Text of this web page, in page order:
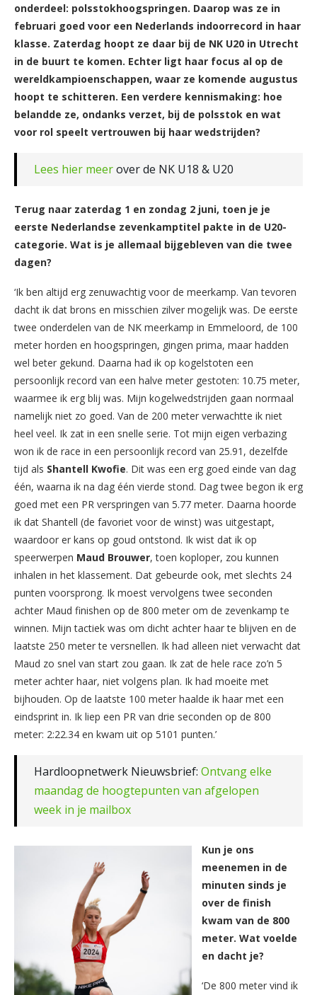
onderdeel: polsstokhoogspringen. Daarop was ze in
februari goed voor een Nederlands indoorrecord in haar
klasse. Zaterdag hoopt ze daar bij de NK U20 in Utrecht
in de buurt te komen. Echter ligt haar focus al op de
wereldkampioenschappen, waar ze komende augustus
hoopt te schitteren. Een verdere kennismaking: hoe
belandde ze, ondanks verzet, bij de polsstok en wat
voor rol speelt vertrouwen bij haar wedstrijden?
Lees hier meerover de NK U18 & U20
Terug naar zaterdag 1 en zondag 2 juni, toen je je
eerste Nederlandse zevenkamptitel pakte in de U20-
categorie. Wat is je allemaal bijgebleven van die twee
dagen?
‘Ik ben altijd erg zenuwachtig voor de meerkamp. Van tevoren
dacht ik dat brons en misschien zilver mogelijk was. De eerste
twee onderdelen van de NK meerkamp in Emmeloord, de 100
meter horden en hoogspringen, gingen prima, maar hadden
wel beter gekund. Daarna had ik op kogelstoten een
persoonlijk record van een halve meter gestoten: 10.75 meter,
waarmee ik erg blij was. Mijn kogelwedstrijden gaan normaal
namelijk niet zo goed. Van de 200 meter verwachtte ik niet
heel veel. Ik zat in een snelle serie. Tot mijn eigen verbazing
won ik de race in een persoonlijk record van 25.91, dezelfde
tijd als Shantell Kwofie. Dit was een erg goed einde van dag
één, waarna ik na dag één vierde stond. Dag twee begon ik erg
goed met een PR verspringen van 5.77 meter. Daarna hoorde
ik dat Shantell (de favoriet voor de winst) was uitgestapt,
waardoor er kans op goud ontstond. Ik wist dat ik op
speerwerpen Maud Brouwer, toen koploper, zou kunnen
inhalen in het klassement. Dat gebeurde ook, met slechts 24
punten voorsprong. Ik moest vervolgens twee seconden
achter Maud finishen op de 800 meter om de zevenkamp te
winnen. Mijn tactiek was om dicht achter haar te blijven en de
laatste 250 meter te versnellen. Ik had alleen niet verwacht dat
Maud zo snel van start zou gaan. Ik zat de hele race zo’n 5
meter achter haar, niet volgens plan. Ik had moeite met
bijhouden. Op de laatste 100 meter haalde ik haar met een
eindsprint in. Ik liep een PR van drie seconden op de 800
meter: 2:22.34 en kwam uit op 5101 punten.’
Hardloopnetwerk Nieuwsbrief: Ontvang elke
maandag de hoogtepunten van afgelopen
week in je mailbox
Kun je ons
meenemen in de
minuten sinds je
over de finish
kwam van de 800
meter. Wat voelde
en dacht je?
‘De 800 meter vind ik